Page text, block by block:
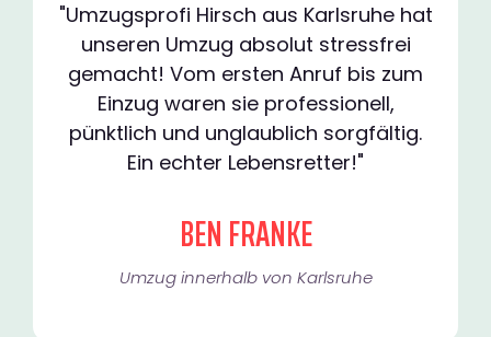
"Umzugsprofi Hirsch aus Karlsruhe hat
unseren Umzug absolut stressfrei
gemacht! Vom ersten Anruf bis zum
Einzug waren sie professionell,
pünktlich und unglaublich sorgfältig.
Ein echter Lebensretter!"
BEN FRANKE
Umzug innerhalb von Karlsruhe​